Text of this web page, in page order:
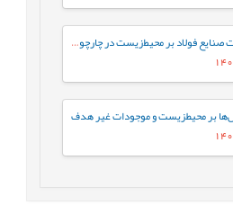
روش‌های ارزیابی اثرات صنایع فولاد بر محیط‌زیست در چارچوب (DPSIR)
بر محیطزیست و موجودات غیر هدف